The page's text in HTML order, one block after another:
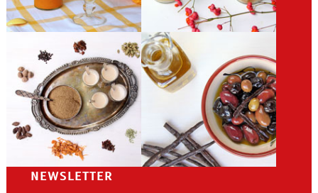
NEWSLETTER